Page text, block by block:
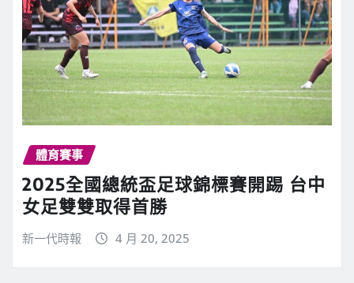
體育賽事
2025全國總統盃足球錦標賽開踢 台中
女足雙雙取得首勝
新一代時報 4 月 20, 2025